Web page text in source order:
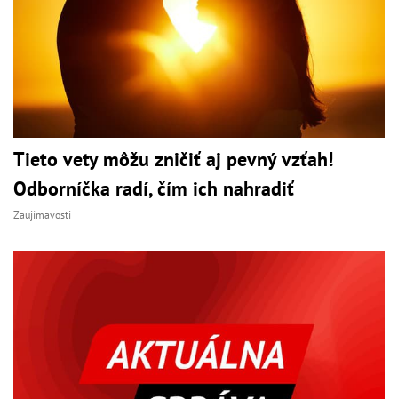
Tieto vety môžu zničiť aj pevný vzťah!
Odborníčka radí, čím ich nahradiť
Zaujímavosti